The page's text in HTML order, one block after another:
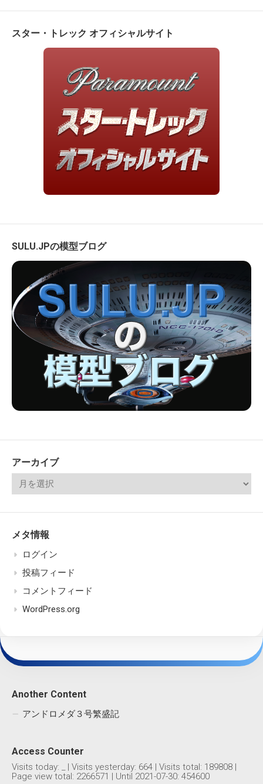
スター・トレック オフィシャルサイト
SULU.JPの模型ブログ
アーカイブ
メタ情報
ログイン
投稿フィード
コメントフィード
WordPress.org
Another Content
アンドロメダ３号繁盛記
Access Counter
Visits today: | Visits yesterday: 664 | Visits total: 189808
Page view total: 2266571 | Until 2021-07-30: 454600